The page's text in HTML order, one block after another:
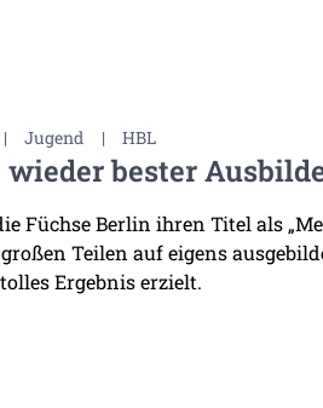
| Jugend | HBL
wieder bester
Füchse Berlin ihren Titel als
Teilen auf eigens
Ergebnis erzielt.